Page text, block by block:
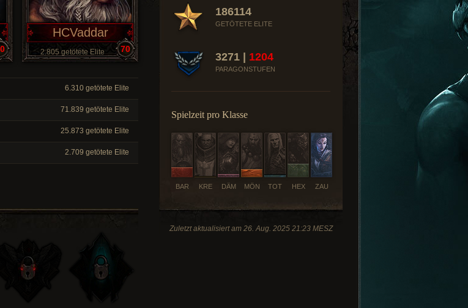
186114
GETÖTETE ELITE
3271 | 1204
PARAGONSTUFEN
Spielzeit pro Klasse
BAR DÄM HEX
KRE MÖN TOT ZAU
Zuletzt aktualisiert am 26. Aug. 2025 21:23 MESZ
HCVaddar
2.805 getötete Elite 70
6.310 getötete Elite
71.839 getötete Elite
25.873 getötete Elite
2.709 getötete Elite